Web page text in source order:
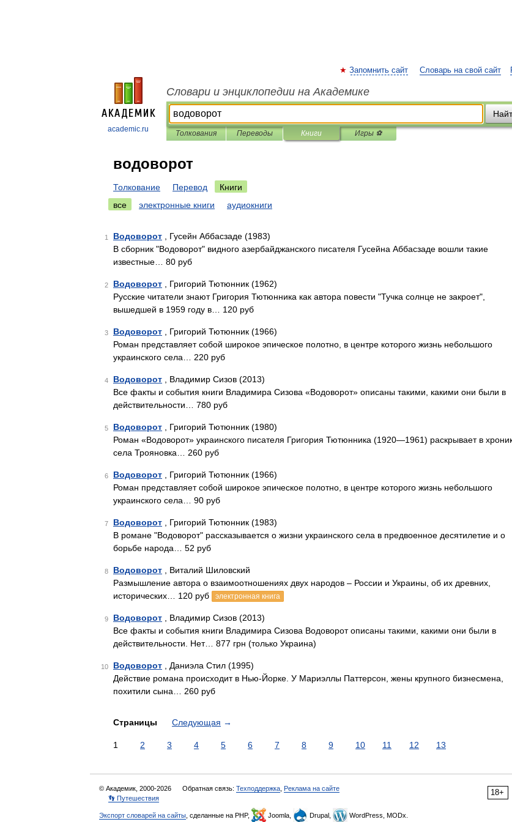
academic.ru
Запомнить сайт Словарь на свой сайт
Словари и энциклопедии на Академике
Толкования Переводы Книги Игры ⚽
водоворот
Толкование Перевод
Книги
все
электронные книги аудиокниги
1 Водоворот , Гусейн Аббасзаде (1983)
В сборник "Водоворот" видного азербайджанского писателя Гусейна Аббасзаде вошли такие
известные… 80 руб
2 Водоворот , Григорий Тютюнник (1962)
Русские читатели знают Григория Тютюнника как автора повести "Тучка солнце не закроет",
вышедшей в 1959 году в… 120 руб
3 Водоворот , Григорий Тютюнник (1966)
Роман представляет собой широкое эпическое полотно, в центре которого жизнь небольшого
украинского села… 220 руб
4 Водоворот , Владимир Сизов (2013)
Все факты и события книги Владимира Сизова «Водоворот» описаны такими, какими они были в
действительности… 780 руб
5 Водоворот , Григорий Тютюнник (1980)
Роман «Водоворот» украинского писателя Григория Тютюнника (1920—1961) раскрывает в
села Трояновка… 260 руб
6 Водоворот , Григорий Тютюнник (1966)
Роман представляет собой широкое эпическое полотно, в центре которого жизнь небольшого
украинского села… 90 руб
7 Водоворот , Григорий Тютюнник (1983)
В романе "Водоворот" рассказывается о жизни украинского села в предвоенное десятилетие и о
борьбе народа… 52 руб
8 Водоворот , Виталий Шиловский
Размышление автора о взаимоотношениях двух народов – России и Украины, об их древних,
исторических… 120 руб
электронная книга
9 Водоворот , Владимир Сизов (2013)
Все факты и события книги Владимира Сизова Водоворот описаны такими, какими они были в
действительности. Нет… 877 грн (только Украина)
10 Водоворот , Даниэла Стил (1995)
Действие романа происходит в Нью-Йорке. У Мариэллы Паттерсон, жены крупного бизнесмена,
похитили сына… 260 руб
Страницы Следующая →
1 2 3 4 5 6 7 8 9 10 11 12 13
18+
© Академик, 2000-2026 Обратная связь: Техподдержка Реклама на сайте
👣 Путешествия
Экспорт словарей на сайты , сделанные на PHP, Joomla, Drupal, WordPress, MODx.